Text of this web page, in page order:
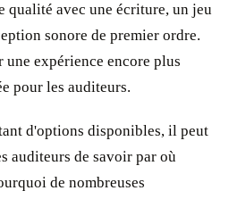
qualité avec une écriture, un jeu
sonore de premier ordre.
une expérience encore plus
pour les auditeurs.
d'options disponibles, il peut
auditeurs de savoir par où
de nombreuses